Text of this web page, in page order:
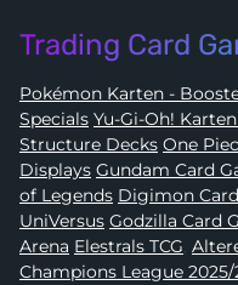
Trading Card
Pokémon Karten - Booster, Displays, Elite Trainer Boxen &
Specials Yu-Gi-Oh! Karten - aktuelle Sets, Core Booster &
Structure Decks One Piece Card Game - Booster &
Displays Gundam Card Game, Lorcana, Riftbound: League
of Legends
UniVersus
Godzilla
Arena
Elestrals TCG,
Champions League 2025/